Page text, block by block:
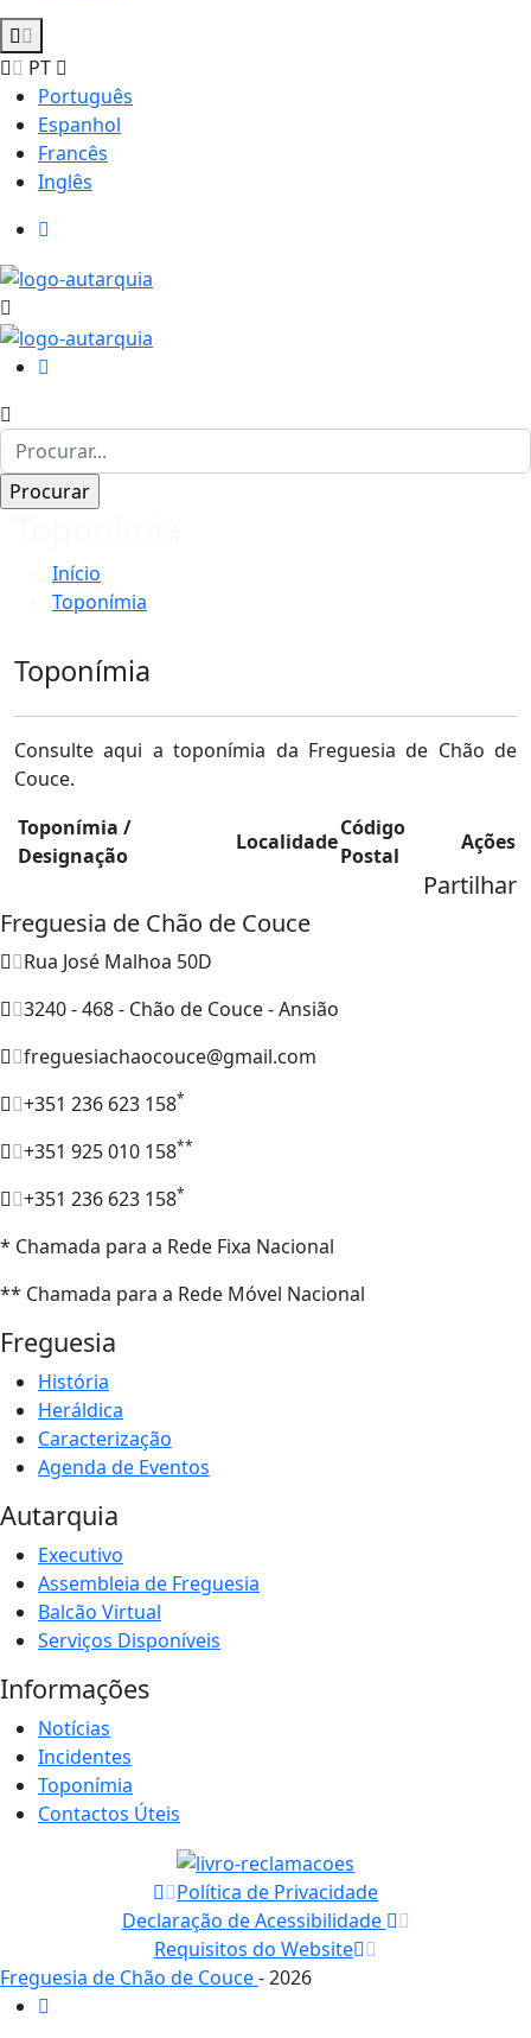
PT
Português
Espanhol
Francês
Inglês
Início
Toponímia
Toponímia
Consulte aqui a toponímia da Freguesia de Chão de
Couce.
Toponímia /
Designação
Localidade
Código
Postal
Ações
Partilhar
Freguesia de Chão de Couce
Rua José Malhoa 50D
3240 - 468 - Chão de Couce - Ansião
freguesiachaocouce@gmail.com
+351 236 623 158*
+351 925 010 158**
+351 236 623 158*
* Chamada para a Rede Fixa Nacional
** Chamada para a Rede Móvel Nacional
Freguesia
História
Heráldica
Caracterização
Agenda de Eventos
Autarquia
Executivo
Assembleia de Freguesia
Balcão Virtual
Serviços Disponíveis
Informações
Notícias
Incidentes
Toponímia
Contactos Úteis
Política de Privacidade
Declaração de Acessibilidade
Requisitos do Website
Freguesia de Chão de Couce- 2026